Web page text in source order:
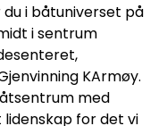
i båtuniverset på
i sentrum
KArmøy.
med
lidenskap for det vi